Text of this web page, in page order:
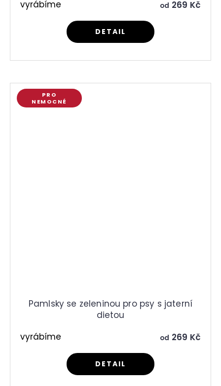
vyrábíme
od 269 Kč
DETAIL
PRO
NEMOCNÉ
Pamlsky se zeleninou pro psy s jaterní
dietou
vyrábíme
od 269 Kč
DETAIL